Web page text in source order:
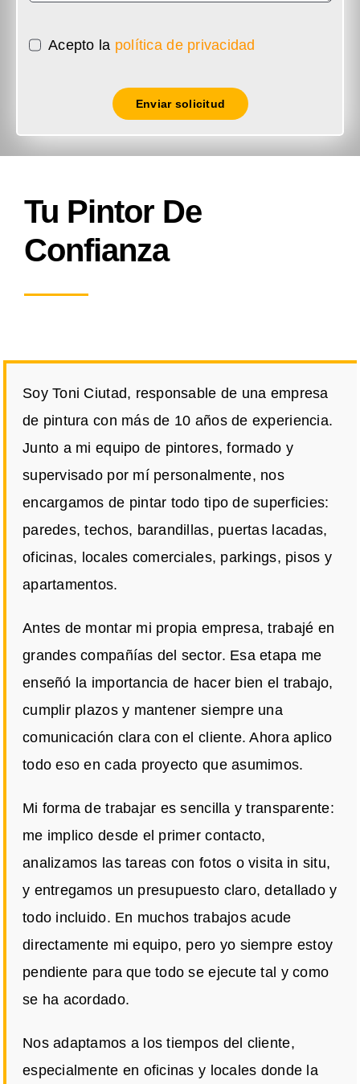
Acepto la política de privacidad
Enviar solicitud
Tu Pintor De
Confianza
Soy Toni Ciutad, responsable de una empresa
de pintura con más de 10 años de experiencia.
Junto a mi equipo de pintores, formado y
supervisado por mí personalmente, nos
encargamos de pintar todo tipo de superficies:
paredes, techos, barandillas, puertas lacadas,
oficinas, locales comerciales, parkings, pisos y
apartamentos.
Antes de montar mi propia empresa, trabajé en
grandes compañías del sector. Esa etapa me
enseñó la importancia de hacer bien el trabajo,
cumplir plazos y mantener siempre una
comunicación clara con el cliente. Ahora aplico
todo eso en cada proyecto que asumimos.
Mi forma de trabajar es sencilla y transparente:
me implico desde el primer contacto,
analizamos las tareas con fotos o visita in situ,
y entregamos un presupuesto claro, detallado y
todo incluido. En muchos trabajos acude
directamente mi equipo, pero yo siempre estoy
pendiente para que todo se ejecute tal y como
se ha acordado.
Nos adaptamos a los tiempos del cliente,
especialmente en oficinas y locales donde la